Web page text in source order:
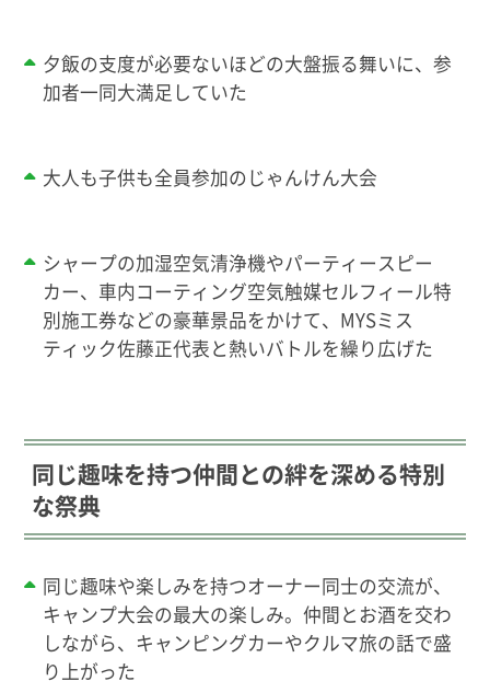
夕飯の支度が必要ないほどの大盤振る舞いに、参
加者一同大満足していた
大人も子供も全員参加のじゃんけん大会
シャープの加湿空気清浄機やパーティースピー
カー、車内コーティング空気触媒セルフィール特
別施工券などの豪華景品をかけて、MYSミス
ティック佐藤正代表と熱いバトルを繰り広げた
同じ趣味を持つ仲間との絆を深める特別
な祭典
同じ趣味や楽しみを持つオーナー同士の交流が、
キャンプ大会の最大の楽しみ。仲間とお酒を交わ
しながら、キャンピングカーやクルマ旅の話で盛
り上がった